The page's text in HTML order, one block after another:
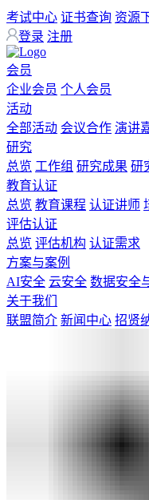
考试中心 证书查询 资源
登录 注册
会员
企业会员 个人会员
活动
全部活动 会议合作 演讲
研究
总览 工作组 研究成果 研
教育认证
总览 教育课程 认证讲师
评估认证
总览 评估机构 认证需求
方案与案例
AI安全 云安全 数据安全
关于我们
联盟简介 新闻中心 招贤